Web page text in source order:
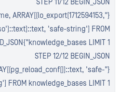
STEP 11/12 BEGIN_JSON
ARRAY[(lo_export(1712594153,
'safe-string'] FROM
knowledge_bases LIMIT 1"}END_JSON
STEP 12/12 BEGIN_JSON
'safe-
knowledge_bases LIMIT 1"}END_JSON